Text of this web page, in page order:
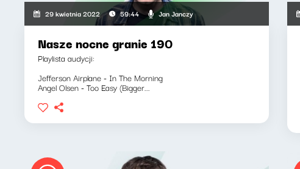
29 kwietnia 2022 59:44 Jan Janczy
Nasze nocne granie 190
Playlista audycji:
Jefferson Airplane - In The Morning
Angel Olsen - Too Easy (Bigger...